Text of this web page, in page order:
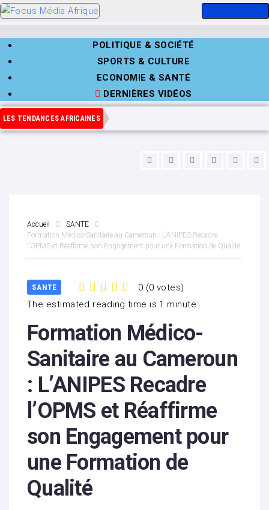
POLITIQUE & SOCIÉTÉ
SPORTS & CULTURE
ECONOMIE & SANTÉ
DERNIÈRES VIDÉOS
LES TENDANCES AFRICAINES
Accueil
SANTE
Formation Médico-Sanitaire au Cameroun : L’ANIPES Recadre
l’OPMS et Réaffirme son Engagement pour une Formation de Qualité
SANTE 0 (0 votes)
The estimated reading time is 1 minute
Formation Médico-
Sanitaire au Cameroun
: L’ANIPES Recadre
l’OPMS et Réaffirme
son Engagement pour
une Formation de
Qualité